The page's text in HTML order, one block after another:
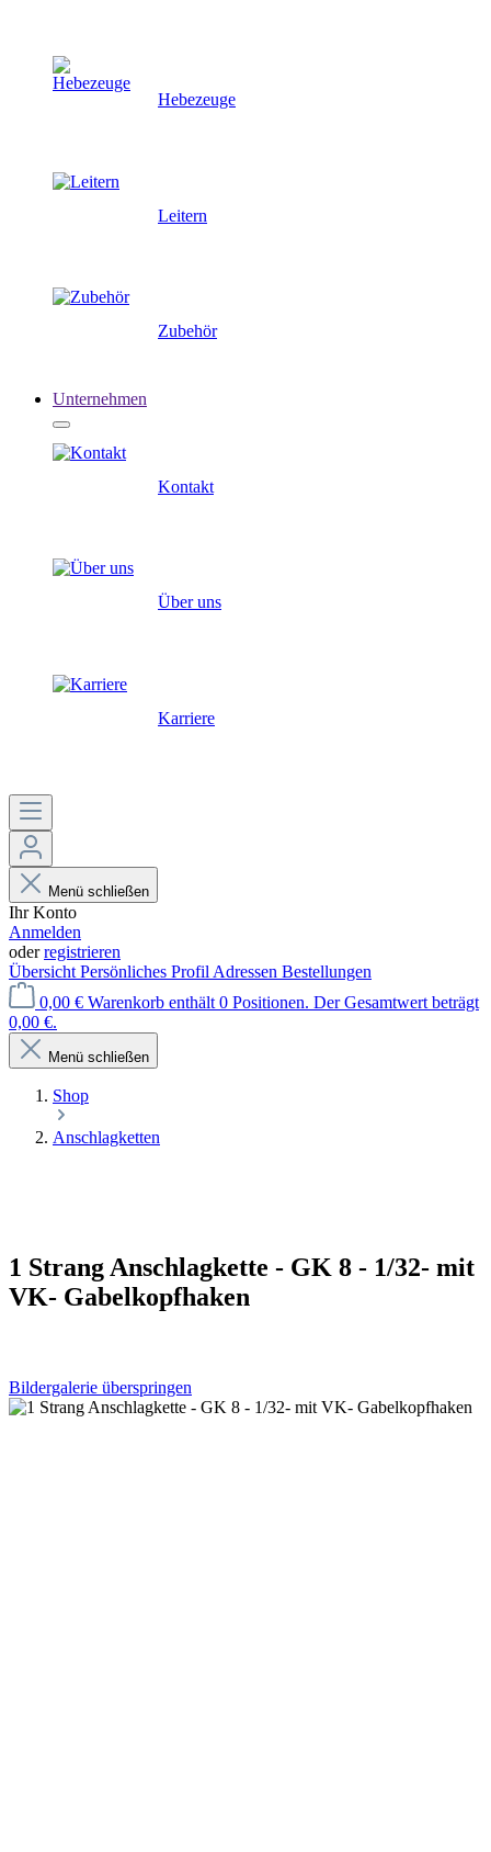
Hebezeuge
Leitern
Zubehör
Unternehmen
Kontakt
Über uns
Karriere
Menü schließen
Ihr Konto
Anmelden
oderregistrieren
Übersicht Persönliches Profil Adressen Bestellungen
0,00 € Warenkorb enthält 0 Positionen. Der Gesamtwert beträgt
0,00 €.
Menü schließen
Shop
Anschlagketten
1 Strang Anschlagkette - GK 8 - 1/32- mit
VK- Gabelkopfhaken
Bildergalerie überspringen